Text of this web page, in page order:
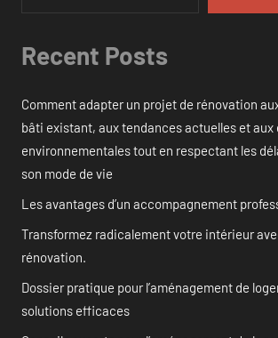
Recent Posts
Comment adapter un projet de rénovation
bâti existant, aux tendances actuelles et aux
environnementales tout en respectant les
son mode de vie
Les avantages d’un accompagnement
Transformez radicalement votre intérieur
rénovation.
Dossier pratique pour l’aménagement de
solutions efficaces